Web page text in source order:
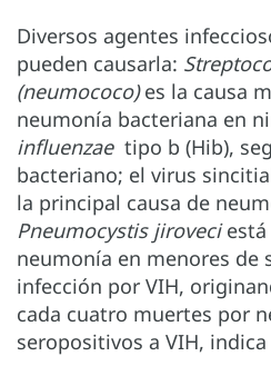
Diversos agentes
pueden causarla:
(neumococo)es la causa
neumonía bacteriana en
influenzaetipo b (Hib),
bacteriano; el virus
la principal causa de
Pneumocystis jiroveciestá
neumonía en menores de
infección por VIH,
cada cuatro muertes por
seropositivos a VIH, indica